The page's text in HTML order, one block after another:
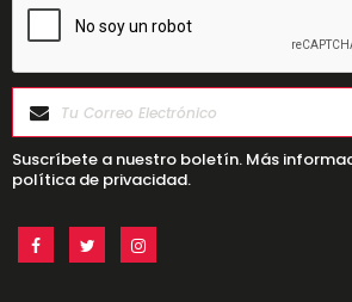
Suscríbete a nuestro boletín. Más
política de privacidad.